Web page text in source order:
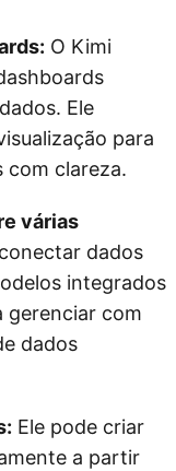
O Kimi
Ele
para
com clareza.
várias
dados
integrados
gerenciar com
dados
Ele pode criar
a partir